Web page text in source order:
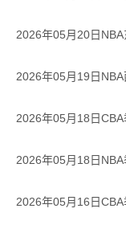
2026年05月20日
2026年05月19日
2026年05月18日
2026年05月18日
2026年05月16日